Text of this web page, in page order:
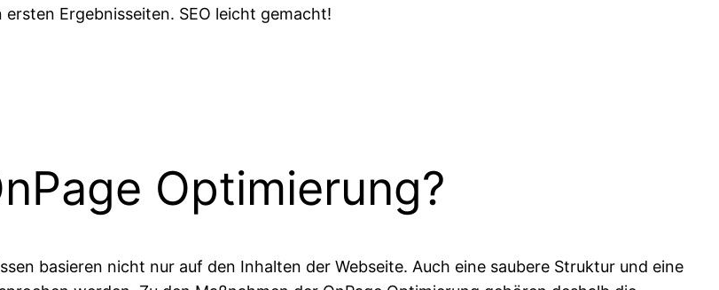
ersten Ergebnisseiten. SEO leicht gemacht!
Optimierung?
basieren nicht nur auf den Inhalten der Webseite. Auch eine saubere Struktur und eine